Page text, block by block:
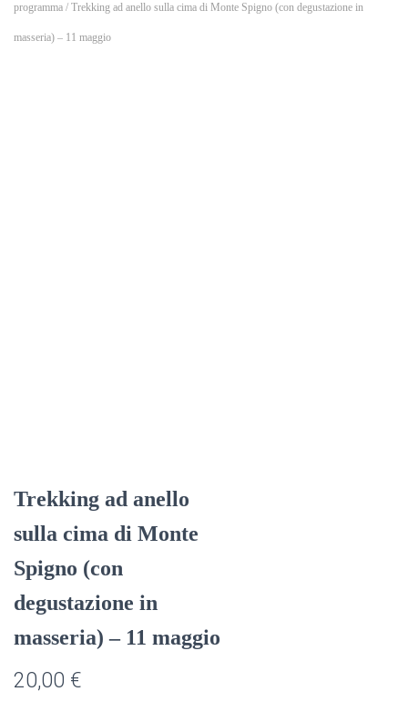
programma / Trekking ad anello sulla cima di Monte Spigno (con degustazione in
masseria) – 11 maggio
Trekking ad anello
sulla cima di Monte
Spigno (con
degustazione in
masseria) – 11 maggio
20,00 €